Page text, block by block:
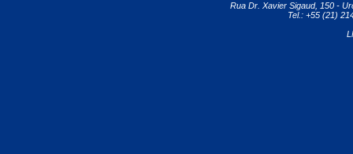
Rua Dr. Xavier Sigaud, 150 -
Tel.: +55 (21)